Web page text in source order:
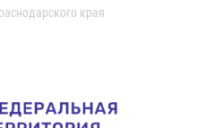
края